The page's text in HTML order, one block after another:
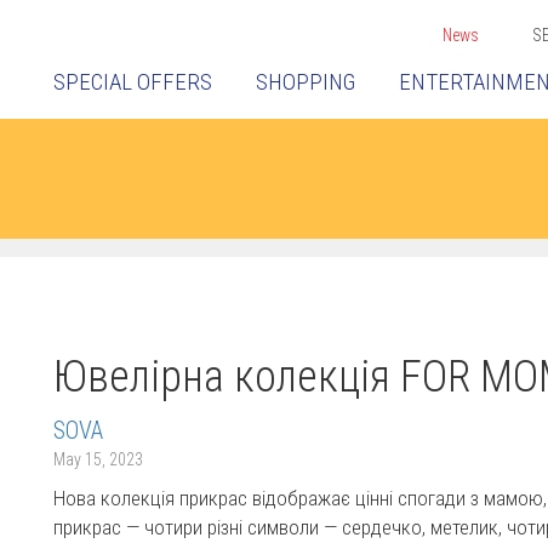
News
SPECIAL OFFERS SHOPPING
Ювелірна колекція FOR
SOVA
May 15, 2023
Нова колекція прикрас відображає цінні спогади з
прикрас — чотири різні символи — сердечко, метелик,